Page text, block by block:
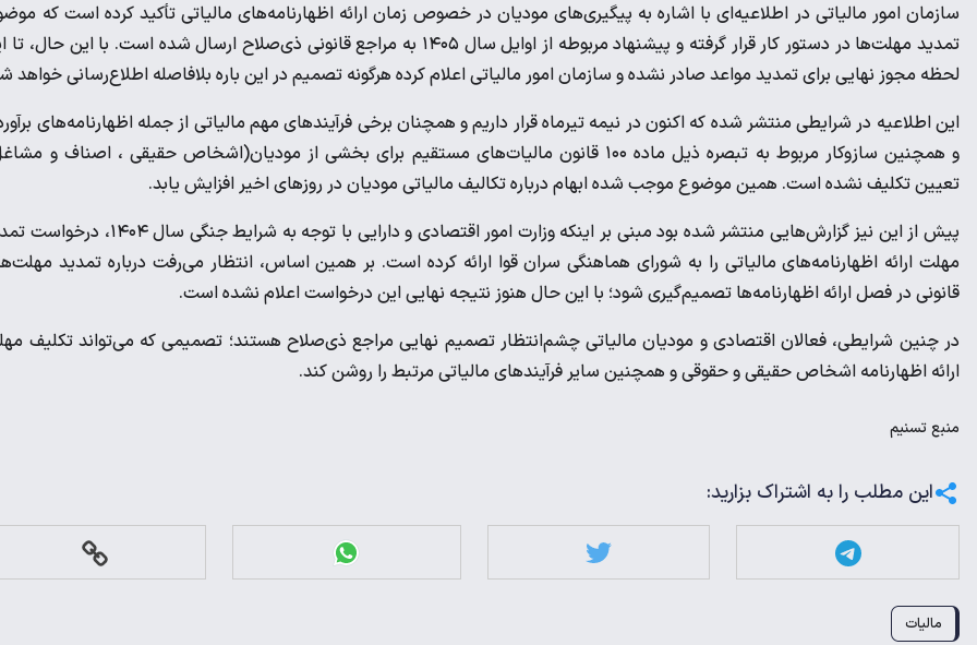
سازمان امور مالیاتی در اطلاعیه‌ای با اشاره به پیگیری‌های مودیان در خصوص زمان ارائه اظهارنامه‌های مالیاتی تأکید کرده است که
تمدید مهلت‌ها در دستور کار قرار گرفته و پیشنهاد مربوطه از اوایل سال ۱۴۰۵ به مراجع قانونی ذی‌صلاح ارسال شده است. با این حال،
لحظه مجوز نهایی برای تمدید مواعد صادر نشده و سازمان امور مالیاتی اعلام کرده هرگونه تصمیم در این باره بلافاصله اطلاع‌رسانی خواهد
این اطلاعیه در شرایطی منتشر شده که اکنون در نیمه تیرماه قرار داریم و همچنان برخی فرآیندهای مهم مالیاتی از جمله اظهارنامه‌های
و همچنین سازوکار مربوط به تبصره ذیل ماده ۱۰۰ قانون مالیات‌های مستقیم برای بخشی از مودیان(اشخاص حقیقی ، اصناف و
تعیین تکلیف نشده است. همین موضوع موجب شده ابهام درباره تکالیف مالیاتی مودیان در روزهای اخیر افزایش یابد.
پیش از این نیز گزارش‌هایی منتشر شده بود مبنی بر اینکه وزارت امور اقتصادی و دارایی با توجه به شرایط جنگی
مهلت ارائه اظهارنامه‌های مالیاتی را به شورای هماهنگی سران قوا ارائه کرده است. بر همین اساس، انتظار می‌رفت درباره تمدید
قانونی در فصل ارائه اظهارنامه‌ها تصمیم‌گیری شود؛ با این حال هنوز نتیجه نهایی این درخواست اعلام نشده است.
در چنین شرایطی، فعالان اقتصادی و مودیان مالیاتی چشم‌انتظار تصمیم نهایی مراجع ذی‌صلاح هستند؛ تصمیمی که می‌تواند تکلیف
ارائه اظهارنامه اشخاص حقیقی و حقوقی و همچنین سایر فرآیندهای مالیاتی مرتبط را روشن کند.
منبعتسنیم
این مطلب را به اشتراک بزارید:
مالیات